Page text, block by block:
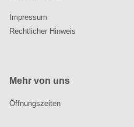
Impressum
Rechtlicher Hinweis
Mehr von uns
Öffnungszeiten